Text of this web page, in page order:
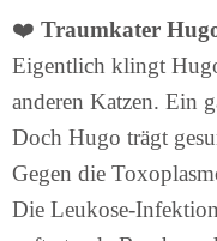
❤️ Traumkater
Eigentlich klingt
anderen Katzen. Ein
Doch Hugo trägt
Gegen die
Die Leukose-